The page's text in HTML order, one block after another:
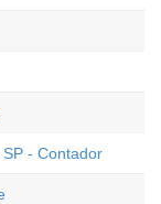
- Contador